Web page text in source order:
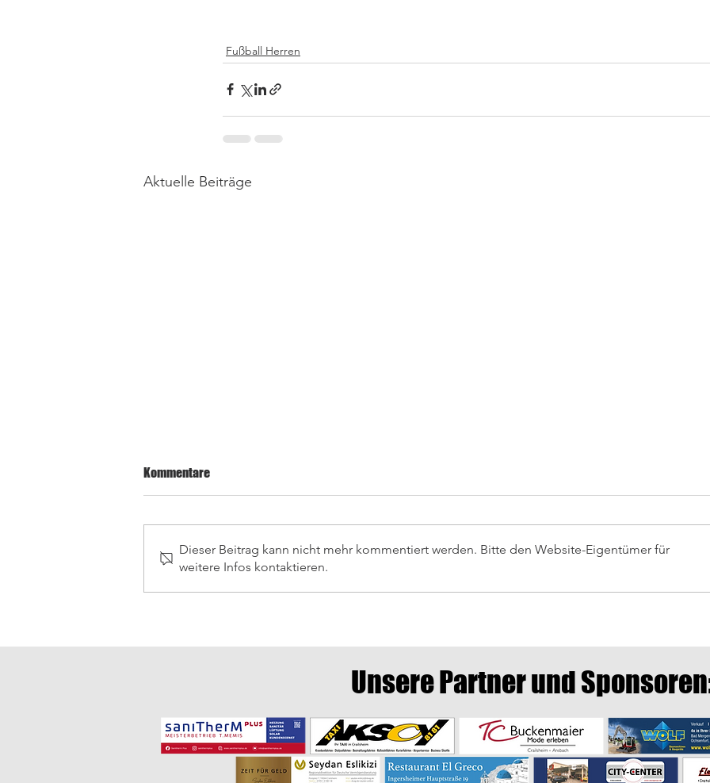
Fußball Herren
Aktuelle Beiträge
Letzte Saisonspiele in
Letztes Heimspiel gegen
Kommentare
Dieser Beitrag kann nicht mehr kommentiert werden. Bitte den Website-Eigentümer für
weitere Infos kontaktieren.
Unsere Partner und